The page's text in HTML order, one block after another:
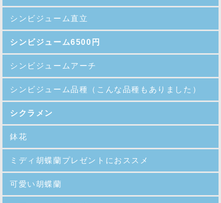
シンビジューム直立
シンビジューム6500円
シンビジュームアーチ
シンビジューム品種 （こんな品種もありました）
シクラメン
鉢花
ミディ胡蝶蘭プレゼントにおススメ
可愛い胡蝶蘭